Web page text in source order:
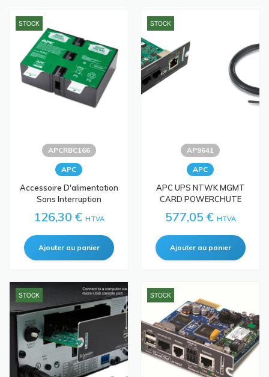
STOCK
APCRBC166
APC
Accessoire D'alimentation
Sans Interruption
126,30 € HTVA
STOCK
AP9641
APC
APC UPS NTWK MGMT
CARD POWERCHUTE
577,05 € HTVA
STOCK STOCK